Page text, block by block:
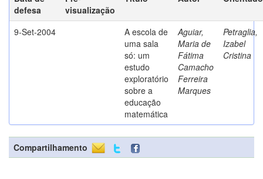
defesa
visualização
9-Set-2004
A escola de
uma sala
só: um
estudo
exploratório
sobre a
educação
matemática
Aguiar,
Maria de
Fátima
Camacho
Ferreira
Marques
Petraglia,
Izabel
Cristina
Compartilhamento